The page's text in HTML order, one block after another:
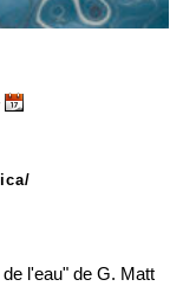
l'eau" de G. Matt